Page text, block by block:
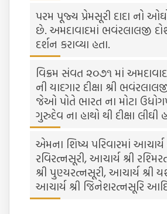
પરમ પૂજ્ય પ્રેમસૂરી દાદા નો
છે. અમદાવાદમાં ભવંરલાલજી
દર્શન કરાવ્યા હતા.
વિક્રમ સંવત ૨૦૭૧ માં
ની યાદગાર દીક્ષા શ્રી
જેઓ પોતે ભારત ના મોટા
ગુરુદેવ ના હાથો થી દીક્ષા લીઘી
એમના શિષ્ય પરિવારમાં આચાર્ય
રવિરત્નસૂરી, આચાર્ય શ્રી
શ્રી પુણ્યરત્નસૂરી, આચાર્ય શ્રી
આચાર્ય શ્રી જિનેશરત્નસૂરિ